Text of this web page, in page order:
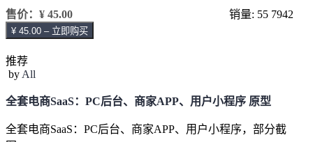
售价： ¥ 45.00 销量: 55 7942
¥ 45.00 – 立即购买
推荐
by All
全套电商SaaS：PC后台、商家APP、用户小程序 原型
全套电商SaaS：PC后台、商家APP、用户小程序，部分截